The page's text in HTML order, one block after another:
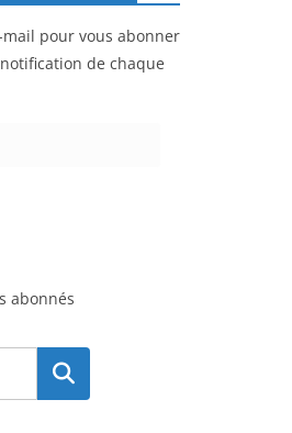
mail pour vous abonner
de chaque
abonnés
Rechercher